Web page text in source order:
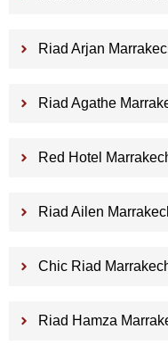
Riad Arjan
Riad Agathe
Red Hotel
Riad Ailen
Chic Riad
Riad Hamza